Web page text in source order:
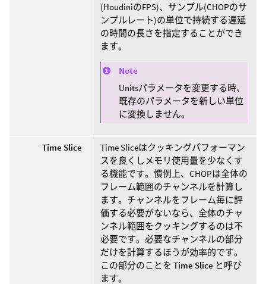
(HoudiniのFPS)、サンプル(CHOPのサ
ンプルレート)の単位で持続する遅延
の時間の長さを指定することができ
ます。
Note
Unitsパラメータを変更する時、
既存のパラメータを新しい単位
に変換しません。
Time Slice
Time Sliceはクッキングパフォーマン
スを良くしメモリ使用量を少なくす
る機能です。慣例上、CHOPは全体の
フレーム範囲のチャンネルを計算し
ます。チャンネルをフレーム毎に評
価する必要がないなら、全体のチャ
ンネル範囲をクッキングするのは不
必要です。必要なチャンネルの部分
だけを計算するほうが効率的です。
この部分のことを Time Slice と呼び
ます。